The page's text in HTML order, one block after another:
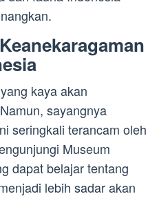
kaya akan
sayangnya
seringkali terancam oleh
Museum
dapat belajar tentang
lebih sadar akan